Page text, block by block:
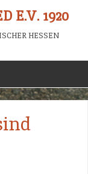
E.V. 1920
HESSEN